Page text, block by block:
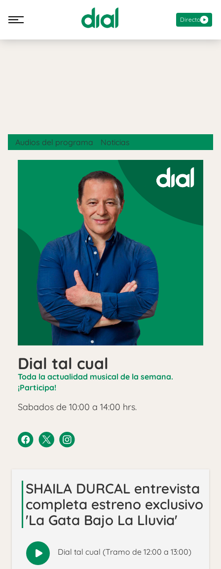
Directo
Dial tal cual
Toda la actualidad musical de la semana.
¡Participa!
Sabados de 10:00 a 14:00 hrs.
Audios del programa Noticias
SHAILA DURCAL entrevista
completa estreno exclusivo
'La Gata Bajo La Lluvia'
Reproducir
Dial tal cual (Tramo de 12:00 a 13:00)